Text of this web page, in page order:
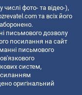
числі фото- та відео-),
та всіх його
письмового дозволу
посилання на сайт
письмового
систем,
оригінальний